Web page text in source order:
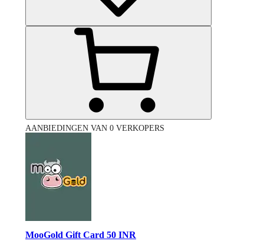
AANBIEDINGEN VAN 0 VERKOPERS
MooGold Gift Card 50 INR